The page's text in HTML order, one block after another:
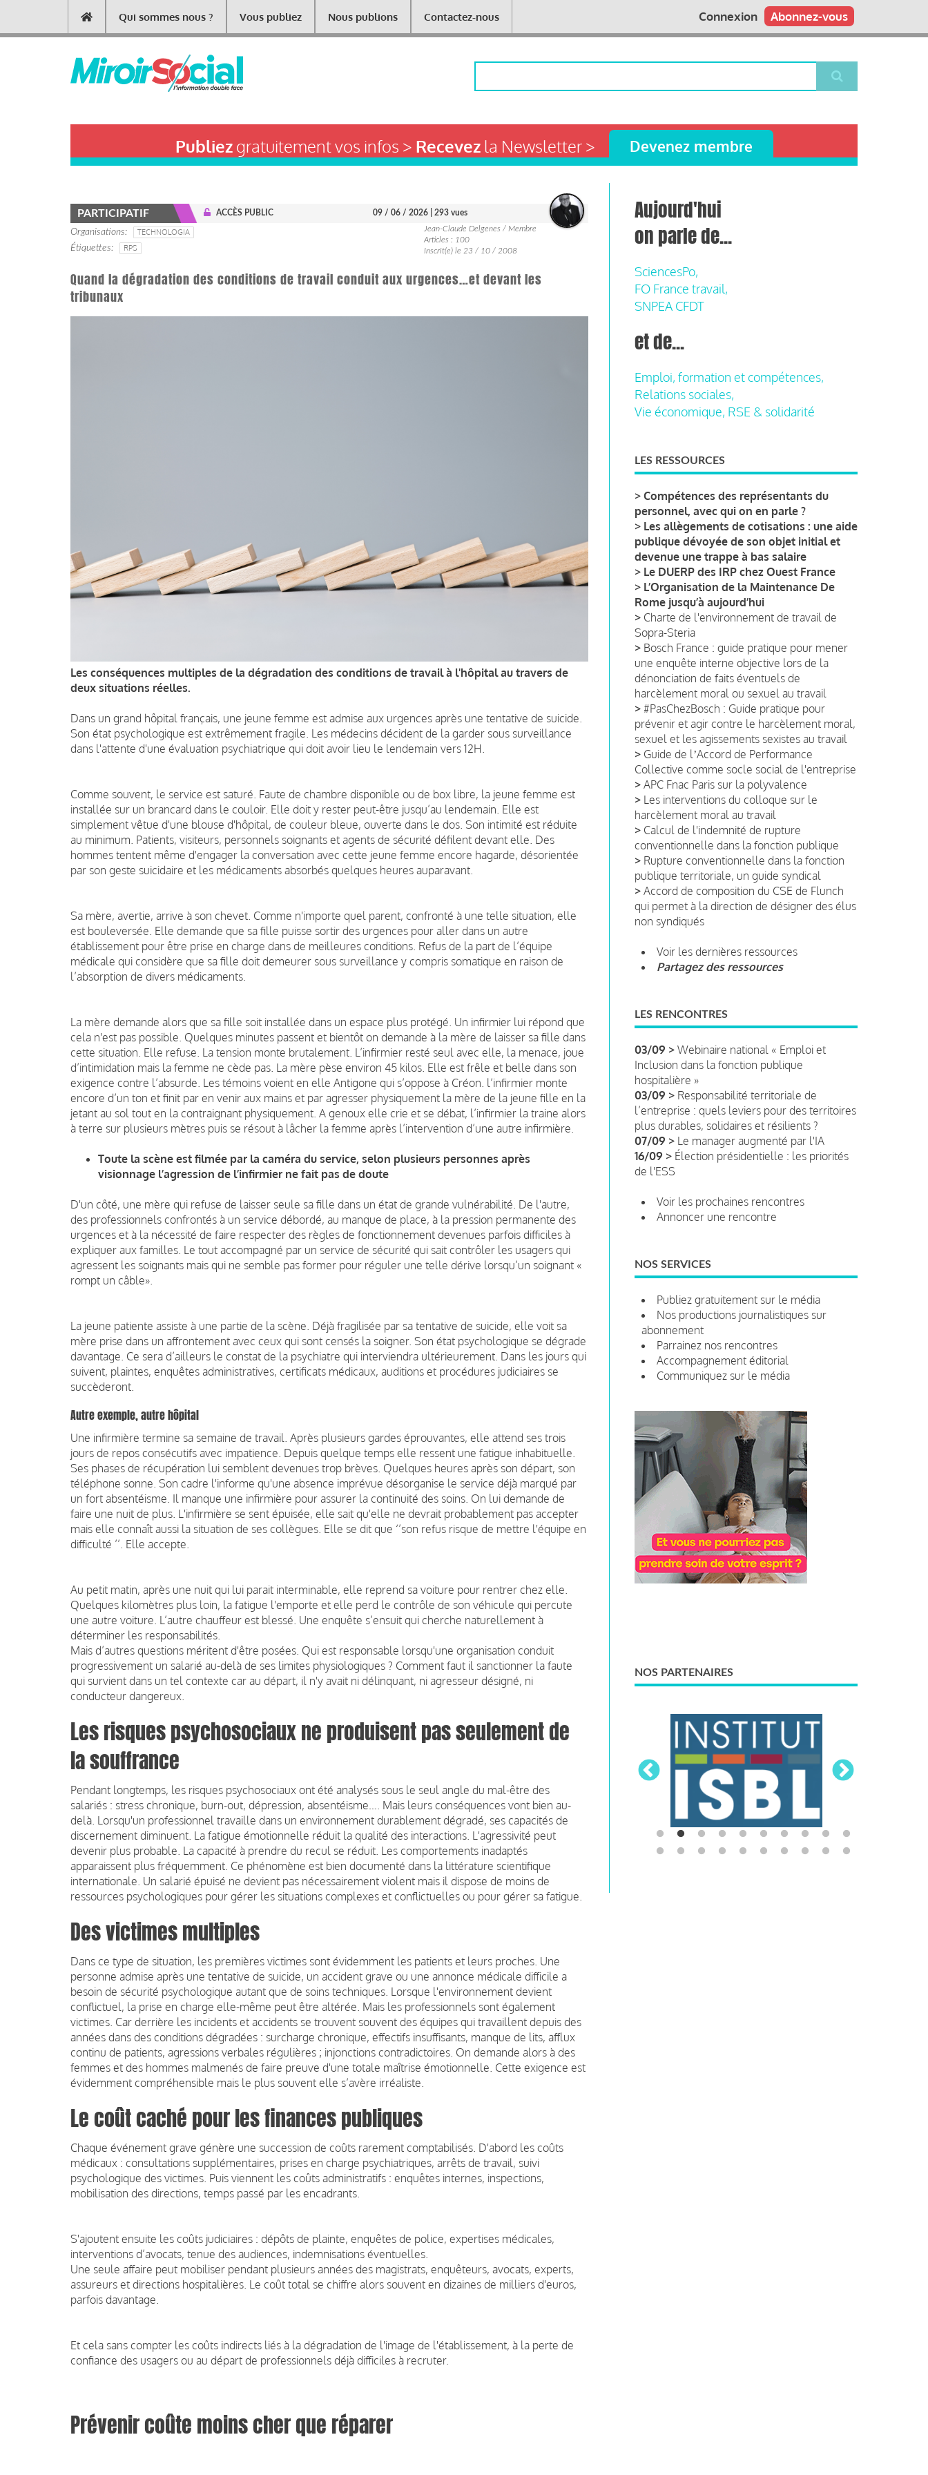
contenu
Main
navigation
Qui sommes nous ? Vous publiez Nous publions Contactez-nous Abonnez-vous
Connexion
Publiezgratuitement vos infos > Recevezla Newsletter > Devenez membre
PARTICIPATIF ACCÈS PUBLIC 09 / 06 / 2026 | 293 vues
Organisations
TECHNOLOGIA
Étiquettes
RPS
Jean-Claude Delgenes / Membre
Articles : 100
Inscrit(e) le 23 / 10 / 2008
Quand la dégradation des conditions de travail conduit aux urgences…et devant les
tribunaux
Les conséquences multiples de la dégradation des conditions de travail à l'hôpital au travers de
deux situations réelles.
Dans un grand hôpital français, une jeune femme est admise aux urgences après une tentative de suicide.
Son état psychologique est extrêmement fragile. Les médecins décident de la garder sous surveillance
dans l'attente d'une évaluation psychiatrique qui doit avoir lieu le lendemain vers 12H.
Comme souvent, le service est saturé. Faute de chambre disponible ou de box libre, la jeune femme est
installée sur un brancard dans le couloir. Elle doit y rester peut-être jusqu’au lendemain. Elle est
simplement vêtue d'une blouse d'hôpital, de couleur bleue, ouverte dans le dos. Son intimité est réduite
au minimum. Patients, visiteurs, personnels soignants et agents de sécurité défilent devant elle. Des
hommes tentent même d'engager la conversation avec cette jeune femme encore hagarde, désorientée
par son geste suicidaire et les médicaments absorbés quelques heures auparavant.
Sa mère, avertie, arrive à son chevet. Comme n'importe quel parent, confronté à une telle situation, elle
est bouleversée. Elle demande que sa fille puisse sortir des urgences pour aller dans un autre
établissement pour être prise en charge dans de meilleures conditions. Refus de la part de l’équipe
médicale qui considère que sa fille doit demeurer sous surveillance y compris somatique en raison de
l’absorption de divers médicaments.
La mère demande alors que sa fille soit installée dans un espace plus protégé. Un infirmier lui répond que
cela n'est pas possible. Quelques minutes passent et bientôt on demande à la mère de laisser sa fille dans
cette situation. Elle refuse. La tension monte brutalement. L’infirmier resté seul avec elle, la menace, joue
d’intimidation mais la femme ne cède pas. La mère pèse environ 45 kilos. Elle est frêle et belle dans son
exigence contre l’absurde. Les témoins voient en elle Antigone qui s’oppose à Créon. l’infirmier monte
encore d’un ton et finit par en venir aux mains et par agresser physiquement la mère de la jeune fille en la
jetant au sol tout en la contraignant physiquement. A genoux elle crie et se débat, l’infirmier la traine alors
à terre sur plusieurs mètres puis se résout à lâcher la femme après l’intervention d’une autre infirmière.
Toute la scène est filmée par la caméra du service, selon plusieurs personnes après
visionnage l’agression de l’infirmier ne fait pas de doute
D'un côté, une mère qui refuse de laisser seule sa fille dans un état de grande vulnérabilité. De l'autre,
des professionnels confrontés à un service débordé, au manque de place, à la pression permanente des
urgences et à la nécessité de faire respecter des règles de fonctionnement devenues parfois difficiles à
expliquer aux familles. Le tout accompagné par un service de sécurité qui sait contrôler les usagers qui
agressent les soignants mais qui ne semble pas former pour réguler une telle dérive lorsqu’un soignant «
rompt un câble».
La jeune patiente assiste à une partie de la scène. Déjà fragilisée par sa tentative de suicide, elle voit sa
mère prise dans un affrontement avec ceux qui sont censés la soigner. Son état psychologique se dégrade
davantage. Ce sera d’ailleurs le constat de la psychiatre qui interviendra ultérieurement. Dans les jours qui
suivent, plaintes, enquêtes administratives, certificats médicaux, auditions et procédures judiciaires se
succèderont.
Autre exemple, autre hôpital
Une infirmière termine sa semaine de travail. Après plusieurs gardes éprouvantes, elle attend ses trois
jours de repos consécutifs avec impatience. Depuis quelque temps elle ressent une fatigue inhabituelle.
Ses phases de récupération lui semblent devenues trop brèves. Quelques heures après son départ, son
téléphone sonne. Son cadre l'informe qu'une absence imprévue désorganise le service déjà marqué par
un fort absentéisme. Il manque une infirmière pour assurer la continuité des soins. On lui demande de
faire une nuit de plus. L'infirmière se sent épuisée, elle sait qu'elle ne devrait probablement pas accepter
mais elle connaît aussi la situation de ses collègues. Elle se dit que ‘’son refus risque de mettre l'équipe en
difficulté ’’. Elle accepte.
Au petit matin, après une nuit qui lui parait interminable, elle reprend sa voiture pour rentrer chez elle.
Quelques kilomètres plus loin, la fatigue l'emporte et elle perd le contrôle de son véhicule qui percute
une autre voiture. L’autre chauffeur est blessé. Une enquête s’ensuit qui cherche naturellement à
déterminer les responsabilités.
Mais d’autres questions méritent d'être posées. Qui est responsable lorsqu'une organisation conduit
progressivement un salarié au-delà de ses limites physiologiques ? Comment faut il sanctionner la faute
qui survient dans un tel contexte car au départ, il n'y avait ni délinquant, ni agresseur désigné, ni
conducteur dangereux.
Les risques psychosociaux ne produisent pas seulement de
la souffrance
Pendant longtemps, les risques psychosociaux ont été analysés sous le seul angle du mal-être des
salariés : stress chronique, burn-out, dépression, absentéisme…. Mais leurs conséquences vont bien au-
delà. Lorsqu'un professionnel travaille dans un environnement durablement dégradé, ses capacités de
discernement diminuent. La fatigue émotionnelle réduit la qualité des interactions. L'agressivité peut
devenir plus probable. La capacité à prendre du recul se réduit. Les comportements inadaptés
apparaissent plus fréquemment. Ce phénomène est bien documenté dans la littérature scientifique
internationale. Un salarié épuisé ne devient pas nécessairement violent mais il dispose de moins de
ressources psychologiques pour gérer les situations complexes et conflictuelles ou pour gérer sa fatigue.
Des victimes multiples
Dans ce type de situation, les premières victimes sont évidemment les patients et leurs proches. Une
personne admise après une tentative de suicide, un accident grave ou une annonce médicale difficile a
besoin de sécurité psychologique autant que de soins techniques. Lorsque l'environnement devient
conflictuel, la prise en charge elle-même peut être altérée. Mais les professionnels sont également
victimes. Car derrière les incidents et accidents se trouvent souvent des équipes qui travaillent depuis des
années dans des conditions dégradées : surcharge chronique, effectifs insuffisants, manque de lits, afflux
continu de patients, agressions verbales régulières ; injonctions contradictoires. On demande alors à des
femmes et des hommes malmenés de faire preuve d'une totale maîtrise émotionnelle. Cette exigence est
évidemment compréhensible mais le plus souvent elle s’avère irréaliste.
Le coût caché pour les finances publiques
Chaque événement grave génère une succession de coûts rarement comptabilisés. D'abord les coûts
médicaux : consultations supplémentaires, prises en charge psychiatriques, arrêts de travail, suivi
psychologique des victimes. Puis viennent les coûts administratifs : enquêtes internes, inspections,
mobilisation des directions, temps passé par les encadrants.
S'ajoutent ensuite les coûts judiciaires : dépôts de plainte, enquêtes de police, expertises médicales,
interventions d’avocats, tenue des audiences, indemnisations éventuelles.
Une seule affaire peut mobiliser pendant plusieurs années des magistrats, enquêteurs, avocats, experts,
assureurs et directions hospitalières. Le coût total se chiffre alors souvent en dizaines de milliers d'euros,
parfois davantage.
Et cela sans compter les coûts indirects liés à la dégradation de l'image de l'établissement, à la perte de
confiance des usagers ou au départ de professionnels déjà difficiles à recruter.
Prévenir coûte moins cher que réparer
Aujourd'hui
on parle de...
SciencesPo,
FO France travail,
SNPEA CFDT
et de...
Emploi, formation et compétences,
Relations sociales,
Vie économique, RSE & solidarité
LES RESSOURCES
> Compétences des représentants du
personnel, avec qui on en parle ?
> Les allègements de cotisations : une aide
publique dévoyée de son objet initial et
devenue une trappe à bas salaire
> Le DUERP des IRP chez Ouest France
> L’Organisation de la Maintenance De
Rome jusqu’à aujourd’hui
> Charte de l'environnement de travail de
Sopra-Steria
> Bosch France : guide pratique pour mener
une enquête interne objective lors de la
dénonciation de faits éventuels de
harcèlement moral ou sexuel au travail
> #PasChezBosch : Guide pratique pour
prévenir et agir contre le harcèlement moral,
sexuel et les agissements sexistes au travail
> Guide de lʼAccord de Performance
Collective comme socle social de l'entreprise
> APC Fnac Paris sur la polyvalence
> Les interventions du colloque sur le
harcèlement moral au travail
> Calcul de l'indemnité de rupture
conventionnelle dans la fonction publique
> Rupture conventionnelle dans la fonction
publique territoriale, un guide syndical
> Accord de composition du CSE de Flunch
qui permet à la direction de désigner des élus
non syndiqués
Voir les dernières ressources
Partagez des ressources
LES RENCONTRES
03/09 > Webinaire national « Emploi et
Inclusion dans la fonction publique
hospitalière »
03/09 > Responsabilité territoriale de
l’entreprise : quels leviers pour des territoires
plus durables, solidaires et résilients ?
07/09 > Le manager augmenté par l'IA
16/09 > Élection présidentielle : les priorités
de l'ESS
Voir les prochaines rencontres
Annoncer une rencontre
NOS SERVICES
Publiez gratuitement sur le média
Nos productions journalistiques sur
abonnement
Parrainez nos rencontres
Accompagnement éditorial
Communiquez sur le média
NOS PARTENAIRES